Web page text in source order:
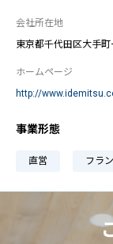
会社所在地
東京都千代田区大手
ホームページ
http://
事業形態
直営 フラ